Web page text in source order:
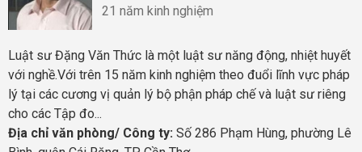
21 năm kinh nghiệm
Luật sư Đặng Văn Thức là một luật sư năng động, nhiệt huyết
với nghề.Với trên 15 năm kinh nghiệm theo đuổi lĩnh vực pháp
lý tại các cương vị quản lý bộ phận pháp chế và luật sư riêng
cho các Tập đo...
Địa chỉ văn phòng/ Công ty: Số 286 Phạm Hùng, phường Lê